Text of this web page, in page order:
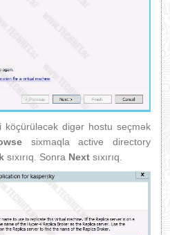
köçürüləcək digər hostu seçmək
sixmaqla active directory
sıxırıq. Sonra Next sıxırıq.